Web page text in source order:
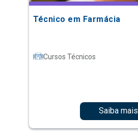
Técnico em Farmácia
Cursos Técnicos
Saiba mais